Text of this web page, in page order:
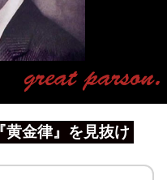
黄金律』を見抜け